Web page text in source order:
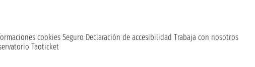
cookies Seguro Declaración de accesibilidad Trabaja con nosotros
Taoticket